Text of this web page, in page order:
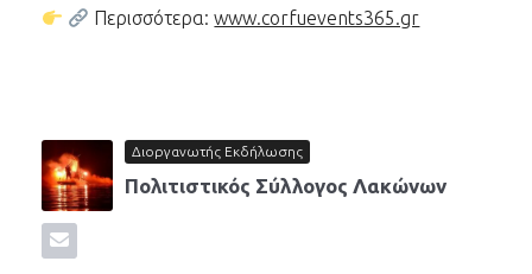
Περισσότερα:www.corfuevents365.gr
Διοργανωτής Εκδήλωσης
Πολιτιστικός Σύλλογος Λακώνων